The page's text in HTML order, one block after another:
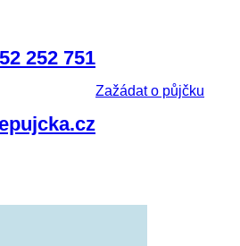
252 751
Zažádat o půjčku